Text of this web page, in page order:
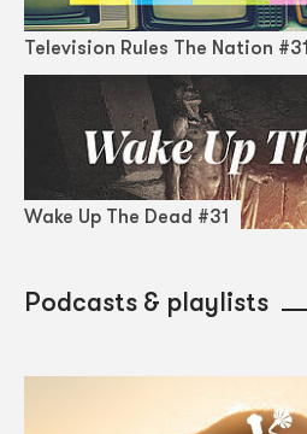
Television Rules The Nation #31
Wake Up The Dead #31
Podcasts & playlists